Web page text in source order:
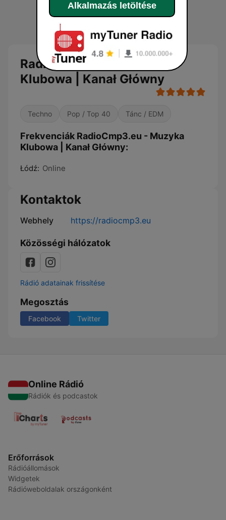
RadioCmp3.eu - Muzyka
Klubowa | Kanał Główny
Techno Pop / Top 40 Tánc / EDM
Frekvenciák RadioCmp3.eu - Muzyka
Klubowa | Kanał Główny:
Łódź: Online
Kontaktok
Webhely https://radiocmp3.eu
Közösségi hálózatok
Rádió adatainak frissítése
Megosztás
Facebook Twitter
Online Rádió
Rádiók és podcastok
Erőforrások
Rádióállomások
Widgetek
Rádióweboldalak országonként
Alkalmazás letöltése